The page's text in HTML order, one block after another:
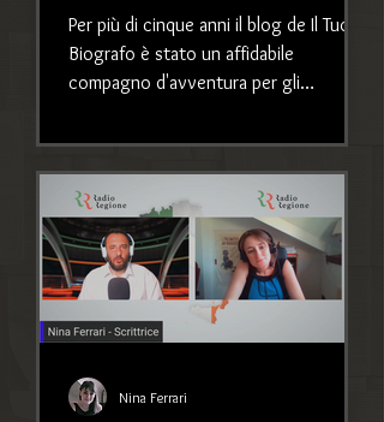
Per più di cinque anni il blog de Il Tuo
Biografo è stato un affidabile
compagno d'avventura per gli
Nina Ferrari